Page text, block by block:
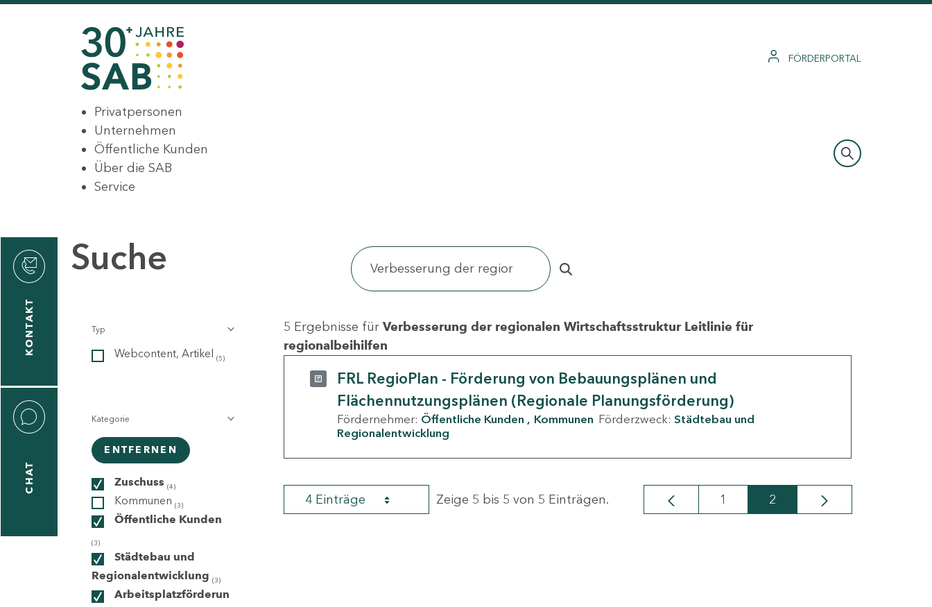
FÖRDERPORTAL
Privatpersonen
Unternehmen
Öffentliche Kunden
Über die SAB
Service
KONTAKT
CHAT
Suche
Typ
Webcontent, Artikel (5)
Kategorie
ENTFERNEN
Zuschuss (4)
Kommunen (3)
Öffentliche Kunden
(3)
Städtebau und
Regionalentwicklung (3)
Arbeitsplatzförderun
5 Ergebnisse für Verbesserung der regionalen Wirtschaftsstruktur Leitlinie für
regionalbeihilfen
FRL RegioPlan - Förderung von Bebauungsplänen und
Flächennutzungsplänen (Regionale Planungsförderung)
Fördernehmer: Öffentliche Kunden Kommunen Förderzweck: Städtebau und
Regionalentwicklung
4 Einträge Zeige 5 bis 5 von 5 Einträgen. Seite
1 Seite
2